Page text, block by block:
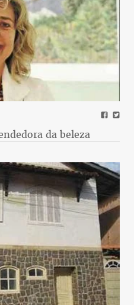
da beleza